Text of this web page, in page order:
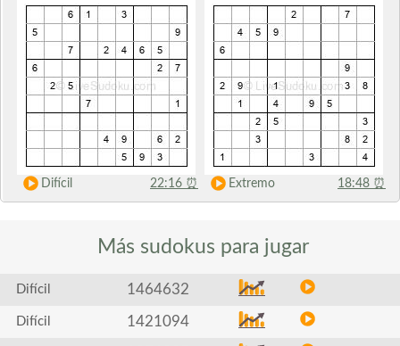
Difícil 22:16 ⏰ Extremo 18:48 ⏰
Más sudokus para jugar
Difícil 1464632
Difícil 1421094